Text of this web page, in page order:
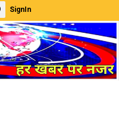
SignIn